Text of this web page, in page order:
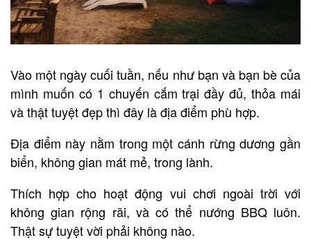
Vào một ngày cuối tuần, nếu như bạn và bạn bè của
mình muốn có 1 chuyến cắm trại đầy đủ, thỏa mái
và thật tuyệt đẹp thì đây là địa điểm phù hợp.
Địa điểm này nằm trong một cánh rừng dương gần
biển, không gian mát mẻ, trong lành.
Thích hợp cho hoạt động vui chơi ngoài trời với
không gian rộng rãi, và có thể nướng BBQ luôn.
Thật sự tuyệt vời phải không nào.